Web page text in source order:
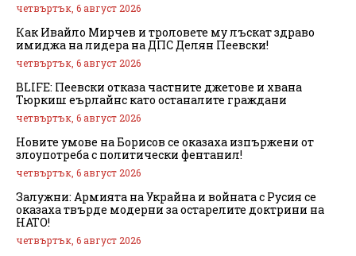
четвъртък, 6 август 2026
Как Ивайло Мирчев и троловете му лъскат здраво
имиджа на лидера на ДПС Делян Пеевски!
четвъртък, 6 август 2026
BLIFE: Пеевски отказа частните джетове и хвана
Тюркиш еърлайнс като останалите граждани
четвъртък, 6 август 2026
Новите умове на Борисов се оказаха изпържени от
злоупотреба с политически фентанил!
четвъртък, 6 август 2026
Залужни: Армията на Украйна и войната с Русия се
оказаха твърде модерни за остарелите доктрини на
НАТО!
четвъртък, 6 август 2026